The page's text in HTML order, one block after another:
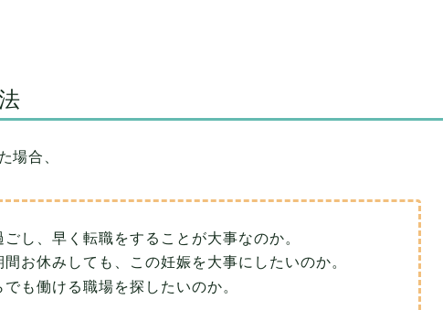
場合、
し、早く転職をすることが大事なのか。
お休みしても、この妊娠を大事にしたいのか。
も働ける職場を探したいのか。